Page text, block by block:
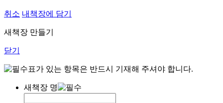
취소 내책장에 담기
새책장 만들기
닫기
표가 있는 항목은 반드시 기재해 주셔야 합니다.
새책장 명